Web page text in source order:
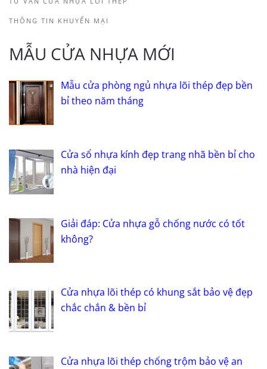
THÔNG TIN KHUYẾN MẠI
MẪU CỬA NHỰA MỚI
Mẫu cửa phòng ngủ nhựa lõi thép đẹp bền
bỉ theo năm tháng
Cửa sổ nhựa kính đẹp trang nhã bền bỉ cho
nhà hiện đại
Giải đáp: Cửa nhựa gỗ chống nước có tốt
không?
Cửa nhựa lõi thép có khung sắt bảo vệ đẹp
chắc chắn & bền bỉ
Cửa nhựa lõi thép chống trộm bảo vệ an